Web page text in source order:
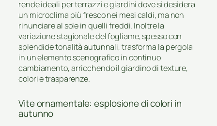
rende ideali per terrazzi e giardini dove si desidera
un microclima più fresco nei mesi caldi, ma non
rinunciare al sole in quelli freddi. Inoltre la
variazione stagionale del fogliame, spesso con
splendide tonalità autunnali, trasforma la pergola
in un elemento scenografico in continuo
cambiamento, arricchendo il giardino di texture,
colori e trasparenze.
Vite ornamentale: esplosione di colori in
autunno